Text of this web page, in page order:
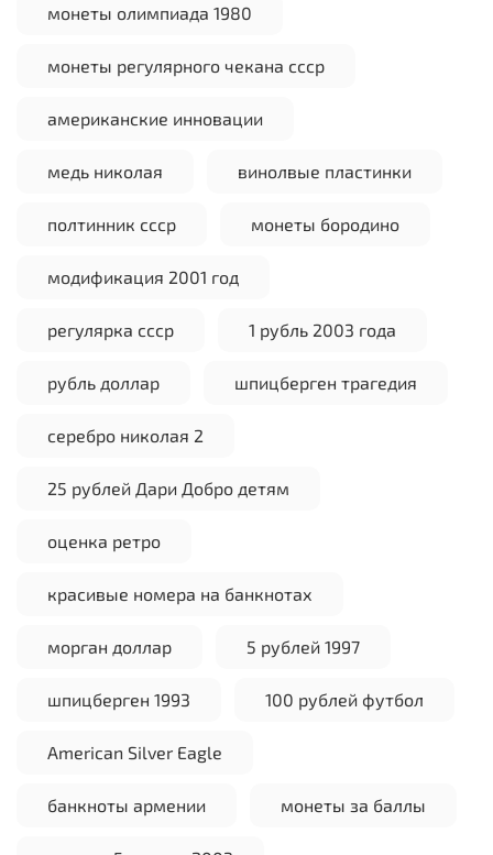
монеты олимпиада 1980
монеты регулярного чекана ссср
американские инновации
медь николая винолвые пластинки
полтинник ссср монеты бородино
модификация 2001 год
регулярка ссср 1 рубль 2003 года
рубль доллар шпицберген трагедия
серебро николая 2
25 рублей Дари Добро детям
оценка ретро
красивые номера на банкнотах
морган доллар 5 рублей 1997
шпицберген 1993 100 рублей футбол
American Silver Eagle
банкноты армении монеты за баллы